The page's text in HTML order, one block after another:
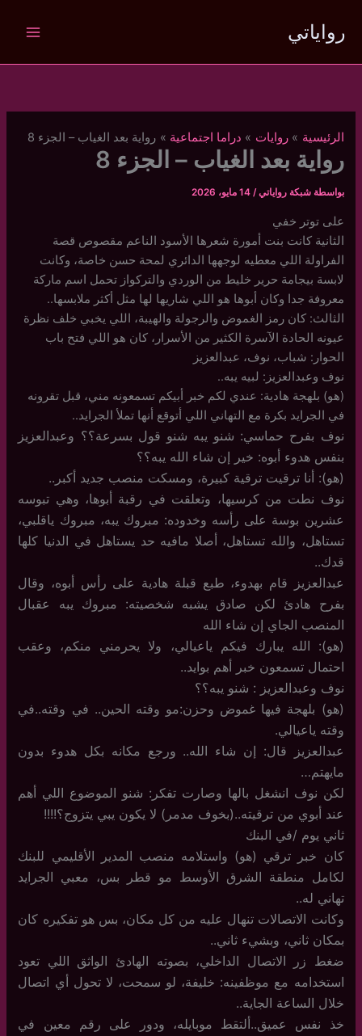
المحتوى
رواياتي
الرئيسية روايات دراما اجتماعية رواية بعد الغياب – الجزء 8
رواية بعد الغياب – الجزء 8
بواسطة شبكة رواياتي/14 مايو، 2026
على توتر خفي
الثانية كانت بنت أمورة شعرها الأسود الناعم مقصوص قصة
الفراولة اللي معطيه لوجهها الدائري لمحة حسن خاصة، وكانت
لابسة بيجامة حرير خليط من الوردي والتركواز تحمل اسم ماركة
معروفة جدا وكان أبوها هو اللي شاريها لها مثل أكثر ملابسها..
الثالث: كان رمز الغموض والرجولة والهيبة، اللي يخبي خلف نظرة
عيونه الحادة الآسرة الكثير من الأسرار، كان هو اللي فتح باب
الحوار: شباب، نوف، عبدالعزيز
نوف وعبدالعزيز: لبيه يبه..
(هو) بلهجة هادية: عندي لكم خبر أبيكم تسمعونه مني، قبل تقرونه
في الجرايد بكرة مع التهاني اللي أتوقع أنها تملأ الجرايد..
نوف بفرح حماسي: شنو يبه شنو قول بسرعة؟؟ وعبدالعزيز
بنفس هدوء أبوه: خير إن شاء الله يبه؟؟
(هو): أنا ترقيت ترقية كبيرة، ومسكت منصب جديد أكبر..
نوف نطت من كرسيها، وتعلقت في رقبة أبوها، وهي تبوسه
عشرين بوسة على رأسه وخدوده: مبروك يبه، مبروك ياقلبي،
تستاهل، والله تستاهل، أصلا مافيه حد يستاهل في الدنيا كلها
قدك..
عبدالعزيز قام بهدوء، طبع قبلة هادية على رأس أبوه، وقال
بفرح هادئ لكن صادق يشبه شخصيته: مبروك يبه عقبال
المنصب الجاي إن شاء الله
(هو): الله يبارك فيكم ياعيالي، ولا يحرمني منكم، وعقب
احتمال تسمعون خبر أهم بوايد..
نوف وعبدالعزيز : شنو يبه؟؟
(هو) بلهجة فيها غموض وحزن:مو وقته الحين.. في وقته..في
وقته ياعيالي.
عبدالعزيز قال: إن شاء الله.. ورجع مكانه بكل هدوء بدون
مايهتم…
لكن نوف انشغل بالها وصارت تفكر: شنو الموضوع اللي أهم
عند أبوي من ترقيته..(بخوف مدمر) لا يكون يبي يتزوج؟!!!!
ثاني يوم /في البنك
كان خبر ترقي (هو) واستلامه منصب المدير الأقليمي للبنك
لكامل منطقة الشرق الأوسط مو قطر بس، معبي الجرايد
تهاني له..
وكانت الاتصالات تنهال عليه من كل مكان، بس هو تفكيره كان
بمكان ثاني، وبشيء ثاني..
ضغط زر الاتصال الداخلي، بصوته الهادئ الواثق اللي تعود
استخدامه مع موظفينه: خليفة، لو سمحت، لا تحول أي اتصال
خلال الساعة الجاية..
خذ نفس عميق..ألتقط موبايله، ودور على رقم معين في